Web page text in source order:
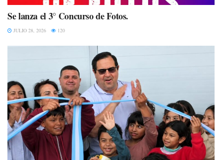
Se lanza el 3° Concurso de Fotos.
JULIO 28, 2026 120